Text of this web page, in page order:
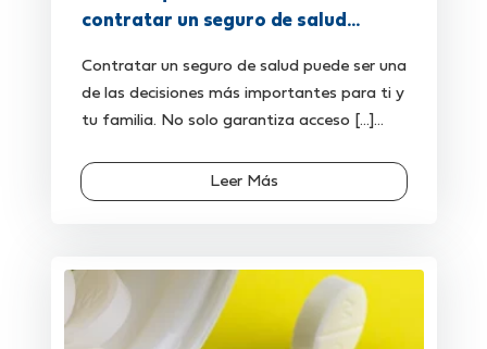
contratar un seguro de salud...
Contratar un seguro de salud puede ser una
de las decisiones más importantes para ti y
tu familia. No solo garantiza acceso [...]...
Leer Más